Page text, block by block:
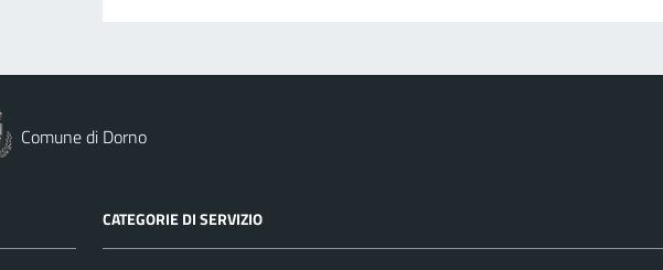
Comune di Dorno
CATEGORIE DI SERVIZIO